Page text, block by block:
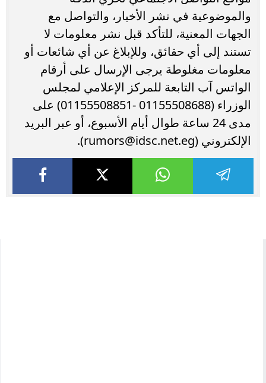
والموضوعية ‏في نشر الأخبار، والتواصل مع
الجهات المعنية، للتأكد قبل نشر ‏معلومات لا
تستند إلى أي حقائق، وللإبلاغ عن أي شائعات أو
معلومات مغلوطة يرجى الإرسال على أرقام
الواتس آب التابعة للمركز الإعلامي لمجلس
الوزراء (01155508688 -01155508851) على
مدى 24 ساعة طوال أيام الأسبوع، أو عبر البريد
الإلكتروني (rumors@idsc.net.eg
).